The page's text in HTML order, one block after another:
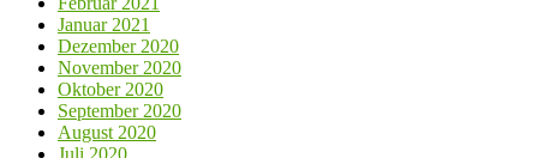
Januar 2021
Dezember 2020
November 2020
Oktober 2020
September 2020
August 2020
Juli 2020